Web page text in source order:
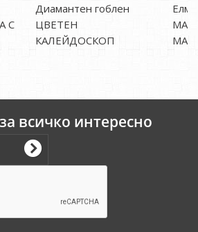
С
Диамантен гоблен
ЦВЕТЕН
КАЛЕЙДОСКОП
всичко интересно